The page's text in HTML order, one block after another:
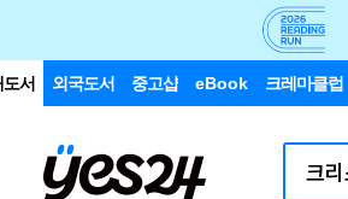
서 외국도서 중고샵 eBook 크레마클럽